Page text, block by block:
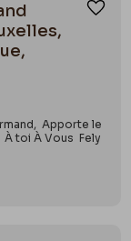
Apporte le
À toi À Vous Fely